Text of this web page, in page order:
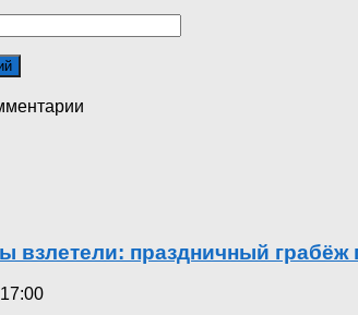
взлетели: праздничный грабёж